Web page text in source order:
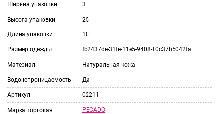
Ширина упаковки 3
Высота упаковки 25
Длина упаковки 10
Размер одежды fb2437de-31fe-11e5-9408-10c37b5042fa
Материал Натуральная кожа
Водонепроницаемость Да
Артикул 02211
Марка торговая PECADO